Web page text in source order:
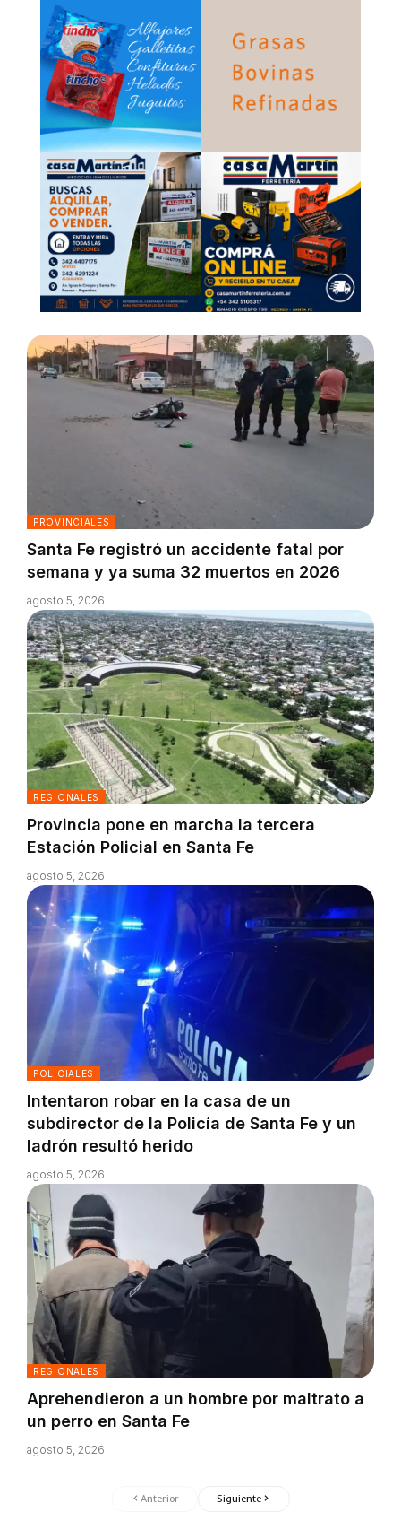
PROVINCIALES
Santa Fe registró un accidente fatal por
semana y ya suma 32 muertos en 2026
agosto 5, 2026
REGIONALES
Provincia pone en marcha la tercera
Estación Policial en Santa Fe
agosto 5, 2026
POLICIALES
Intentaron robar en la casa de un
subdirector de la Policía de Santa Fe y un
ladrón resultó herido
agosto 5, 2026
REGIONALES
Aprehendieron a un hombre por maltrato a
un perro en Santa Fe
agosto 5, 2026
Anterior Siguiente